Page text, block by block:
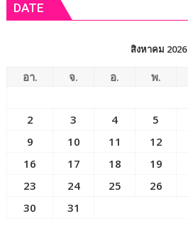
DATE
สิงหาคม 2026
อา. จ. อ. พ.
2
3 4 5
9
10 11 12
16
17 18 19
23
24 25 26
30
31